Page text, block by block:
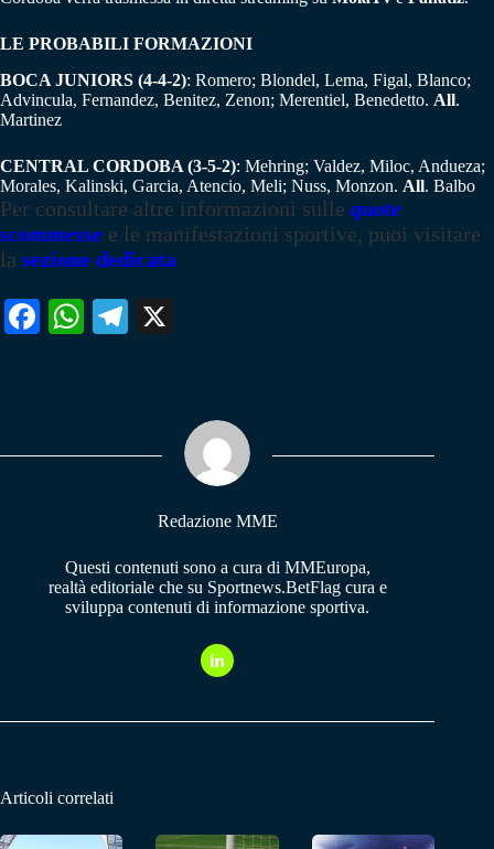
LE PROBABILI FORMAZIONI
BOCA JUNIORS (4-4-2): Romero; Blondel, Lema, Figal, Blanco;
Advincula, Fernandez, Benitez, Zenon; Merentiel, Benedetto. All.
Martinez
CENTRAL CORDOBA (3-5-2): Mehring; Valdez, Miloc, Andueza;
Morales, Kalinski, Garcia, Atencio, Meli; Nuss, Monzon. All. Balbo
Per consultare altre informazioni sulle quote
scommesse e le manifestazioni sportive, puoi visitare
la sezione dedicata
Fa W
pp
Te
m
Redazione MME
Questi contenuti sono a cura di MMEuropa,
realtà editoriale che su Sportnews.BetFlag cura e
sviluppa contenuti di informazione sportiva.
Articoli correlati